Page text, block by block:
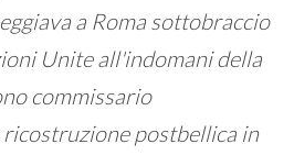
a Roma sottobraccio
Unite all'indomani della
commissario
postbellica in